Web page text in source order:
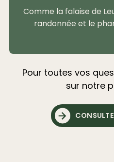
Comme la falaise de
randonnée et le
Pour toutes vos
sur notre